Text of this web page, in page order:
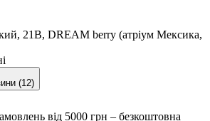
21В, DREAM berry (атріум Мексика,
(12)
від 5000 грн – безкоштовна